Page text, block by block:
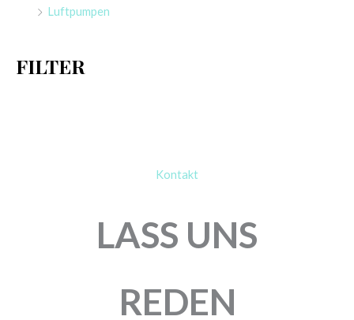
Luftpumpen
FILTER
Kontakt
LASS UNS
REDEN